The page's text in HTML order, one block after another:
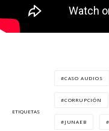
ETIQUETAS
CASO AUDIOS
CORRUPCIÓN
JUNAEB